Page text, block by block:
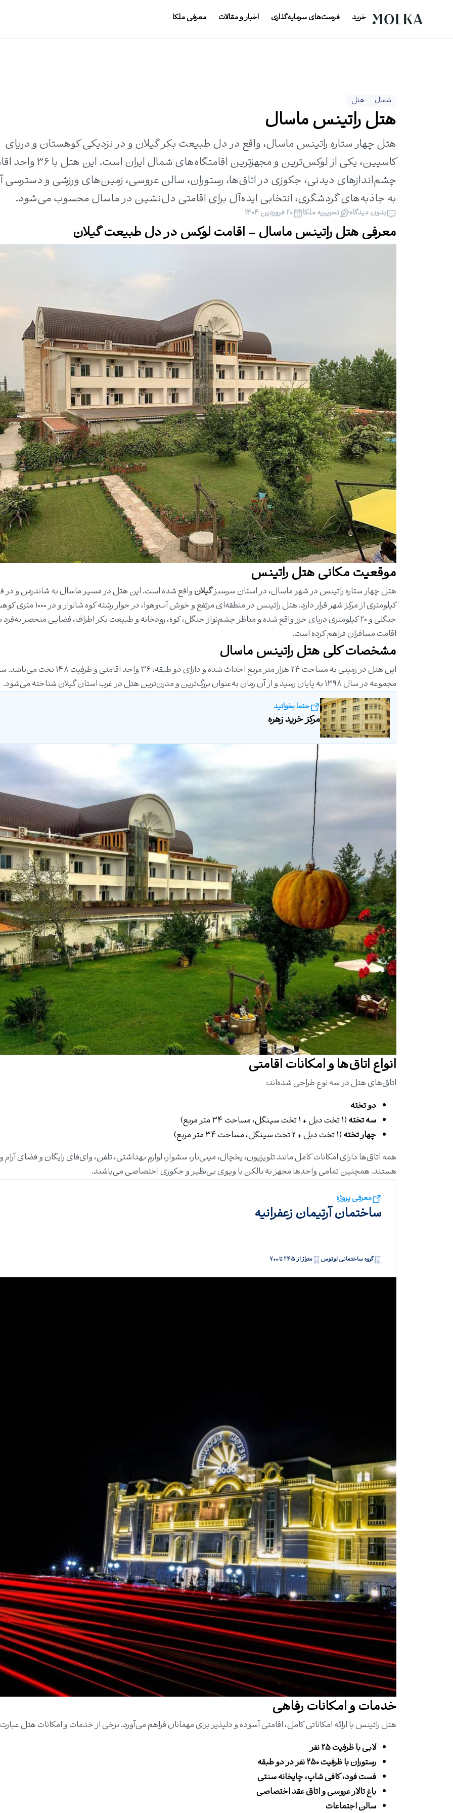
خرید فرصت‌های سرمایه‌گذاری اخبار و مقالات معرفی ملکا
شمال هتل
هتل راتینس ماسال
هتل چهار ستاره راتینس ماسال، واقع در دل طبیعت بکر گیلان و در نزدیکی کوهستان و دریای
کاسپین، یکی از لوکس‌ترین و مجهزترین اقامتگاه‌های
چشم‌اندازهای دیدنی، جکوزی در اتاق‌ها، رستوران، سالن عروسی، زمین‌های ورزشی و دسترسی
به جاذبه‌های گردشگری، انتخابی ایده‌آل برای اقامتی دل‌نشین در ماسال محسوب می‌شود.
بدون دیدگاه تحریریه ملکا ۲۰ فروردین ۱۴۰۴
معرفی هتل راتینس ماسال – اقامت لوکس در دل طبیعت گیلان
موقعیت مکانی هتل راتینس
هتل چهار ستاره راتینس در شهر ماسال، در استان سرسبزگیلان
کیلومتری از مرکز شهر قرار دارد. هتل راتینس در منطقه‌ای مرتفع و خوش
جنگلی و ۲۰ کیلومتری دریای خزر واقع شده و مناظر چشم‌نواز جنگل، کوه، رودخانه و طبیعت بکر اطراف، فضایی منحصر به‌فرد
اقامت مسافران فراهم کرده است.
مشخصات کلی هتل راتینس ماسال
این هتل در زمینی به مساحت ۲۴ هزار متر مربع احداث شده و دارای دو طبقه، ۳۶
مجموعه در سال ۱۳۹۸ به پایان رسید و از آن زمان به‌عنوان بزرگ‌ترین و مدرن‌ترین هتل در غرب استان گیلان شناخته می‌شود.
حتما بخوانید
مرکز خرید زهره
انواع اتاق‌ها و امکانات اقامتی
اتاق‌های هتل در سه نوع طراحی شده‌اند:
دو تخته
سه تخته(۱ تخت دبل + ۱ تخت سینگل، مساحت ۳۴ متر مربع)
چهار تخته(۱ تخت دبل + ۲ تخت سینگل، مساحت ۳۴ متر مربع)
همه اتاق‌ها دارای امکانات کامل مانند تلویزیون، یخچال، مینی‌بار، سشوار، لوازم بهداشتی، تلفن، وای‌فای رایگان و فضای آرام
هستند. همچنین تمامی واحدها مجهز به بالکن با ویوی بی‌نظیر و جکوزی اختصاصی می‌باشند.
معرفی پروژه
ساختمان آرتیمان زعفرانیه
گروه ساختمانی لوتوس متراژ از ۲۴۵ تا ۷۰۰
خدمات و امکانات رفاهی
هتل راتینس با ارائه امکاناتی کامل، اقامتی آسوده و دلپذیر برای مهمانان فراهم می‌آورد. برخی از خدمات و امکانات هتل
لابی با ظرفیت ۲۵ نفر
رستوران با ظرفیت ۲۵۰ نفر در دو طبقه
فست فود، کافی شاپ، چایخانه سنتی
باغ تالار عروسی و اتاق عقد اختصاصی
سالن اجتماعات